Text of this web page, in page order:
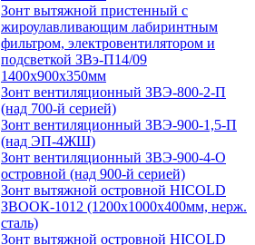
Зонт вытяжной пристенный с
жироулавливающим лабиринтным
фильтром, электровентилятором и
подсветкой ЗВэ-П14/09
1400х900х350мм
Зонт вентиляционный ЗВЭ-800-2-П
(над 700-й серией)
Зонт вентиляционный ЗВЭ-900-1,5-П
(над ЭП-4ЖШ)
Зонт вентиляционный ЗВЭ-900-4-О
островной (над 900-й серией)
Зонт вытяжной островной HICOLD
ЗВООК-1012 (1200х1000х400мм, нерж.
сталь)
Зонт вытяжной островной HICOLD